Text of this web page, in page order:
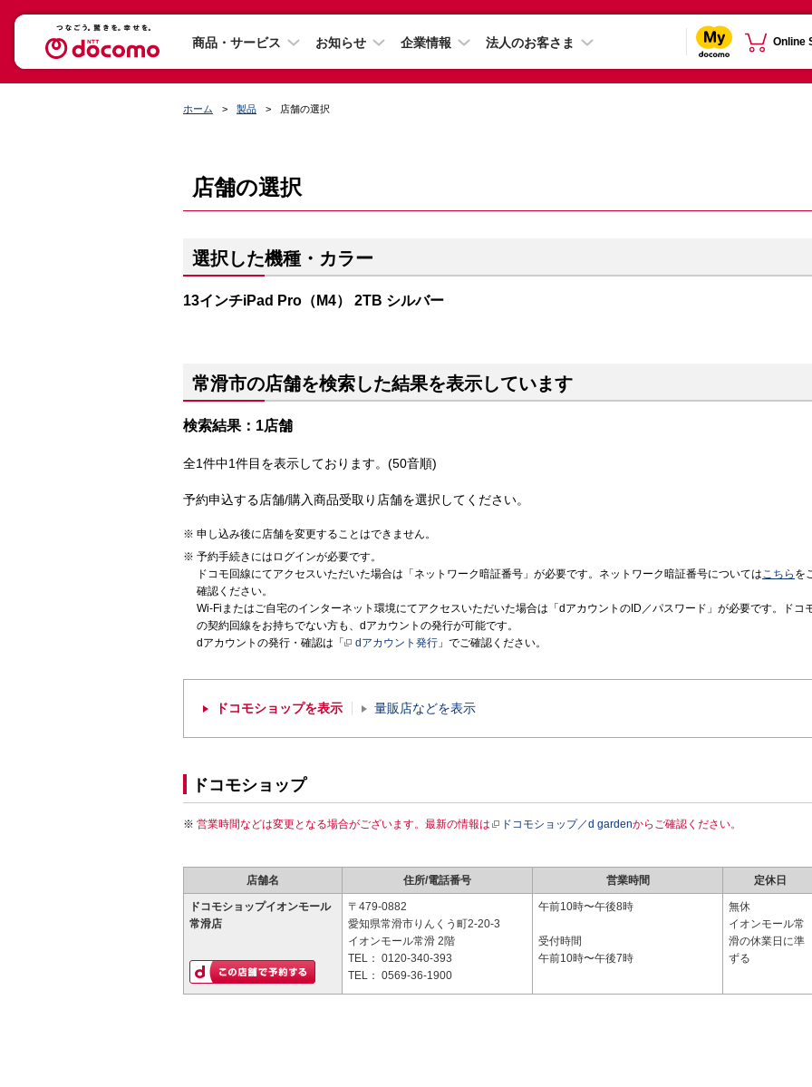
商品・サービス お知らせ 企業情報 法人のお客さま Online
ホーム 製品 店舗の選択
店舗の選択
選択した機種・カラー
13インチiPad Pro（M4） 2TB シルバー
常滑市の店舗を検索した結果を表示しています
検索結果：1店舗
全1件中1件目を表示しております。(50音順)
予約申込する店舗/購入商品受取り店舗を選択してください。
申し込み後に店舗を変更することはできません。
予約手続きにはログインが必要です。
ドコモ回線にてアクセスいただいた場合は「ネットワーク暗証番号」が必要です。ネットワーク暗証番号についてはこちら を
確認ください。
Wi-Fiまたはご自宅のインターネット環境にてアクセスいただいた場合は「dアカウントのID／パスワード」が必要です。ドコ
の契約回線をお持ちでない方も、dアカウントの発行が可能です。
dアカウントの発行・確認は「
dアカウント発行 」でご確認ください。
ドコモショップを表示 量販店などを表示
ドコモショップ
営業時間などは変更となる場合がございます。最新の情報は ドコモショップ／d gardenからご確認ください。
店舗名 住所/電話番号 営業時間 定休日
ドコモショップイオンモール
常滑店
〒479-0882
愛知県常滑市りんくう町2-20-3
イオンモール常滑 2階
TEL： 0120-340-393
TEL： 0569-36-1900
午前10時〜午後8時
受付時間
午前10時〜午後7時
無休
イオンモール常
滑の休業日に準
ずる